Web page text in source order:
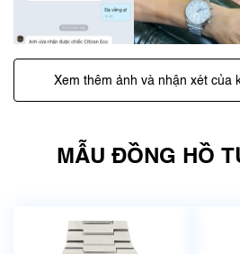
Xem thêm ảnh và nhận xét của
MẪU ĐỒNG HỒ